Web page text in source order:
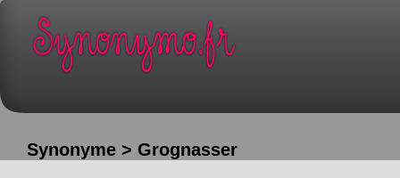
Synonyme > Grognasser